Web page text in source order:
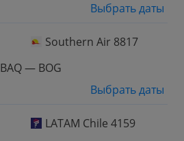
Выбрать даты
Southern Air 8817
BAQ — BOG
Выбрать даты
LATAM Chile 4159